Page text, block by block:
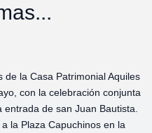
de la Casa Patrimonial Aquiles
con la celebración conjunta
de san Juan Bautista.
la Plaza Capuchinos en la